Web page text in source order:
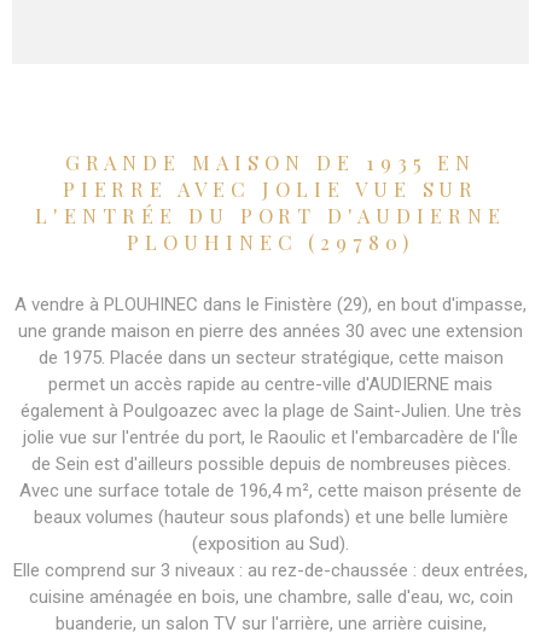
GRANDE MAISON DE 1935 EN
PIERRE AVEC JOLIE VUE SUR
L'ENTRÉE DU PORT D'AUDIERNE
PLOUHINEC (29780)
A vendre à PLOUHINEC dans le Finistère (29), en bout d'impasse,
une grande maison en pierre des années 30 avec une extension
de 1975. Placée dans un secteur stratégique, cette maison
permet un accès rapide au centre-ville d'AUDIERNE mais
également à Poulgoazec avec la plage de Saint-Julien. Une très
jolie vue sur l'entrée du port, le Raoulic et l'embarcadère de l'Île
de Sein est d'ailleurs possible depuis de nombreuses pièces.
Avec une surface totale de 196,4 m², cette maison présente de
beaux volumes (hauteur sous plafonds) et une belle lumière
(exposition au Sud).
Elle comprend sur 3 niveaux : au rez-de-chaussée : deux entrées,
cuisine aménagée en bois, une chambre, salle d'eau, wc, coin
buanderie, un salon TV sur l'arrière, une arrière cuisine,